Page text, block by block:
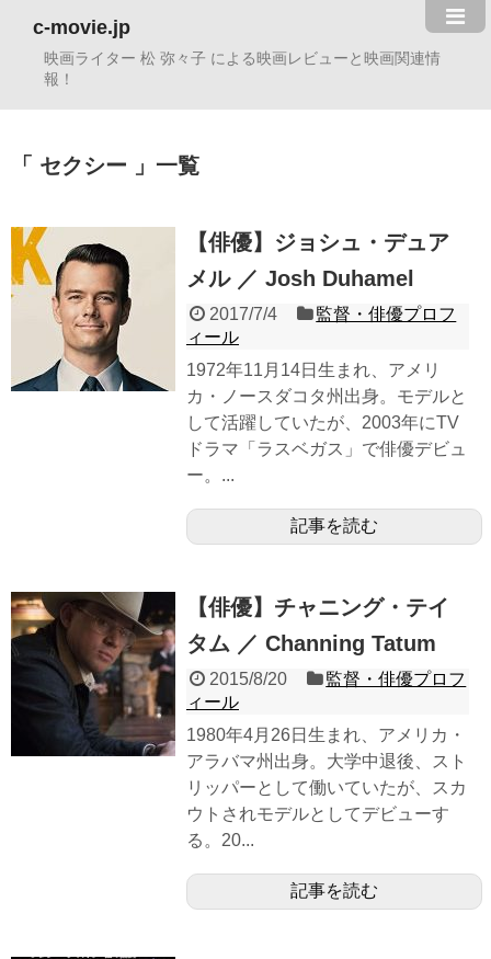
c-movie.jp
映画ライター 松 弥々子 による映画レビューと映画関連情
報！
セクシー 一覧
【俳優】ジョシュ・デュア
メル ／ Josh Duhamel
2017/7/4
監督・俳優プロフ
ィール
1972年11月14日生まれ、アメリ
カ・ノースダコタ州出身。モデルと
して活躍していたが、2003年にTV
ドラマ「ラスベガス」で俳優デビュ
ー。...
記事を読む
【俳優】チャニング・テイ
タム ／ Channing Tatum
2015/8/20
監督・俳優プロフ
ィール
1980年4月26日生まれ、アメリカ・
アラバマ州出身。大学中退後、スト
リッパーとして働いていたが、スカ
ウトされモデルとしてデビューす
る。20...
記事を読む